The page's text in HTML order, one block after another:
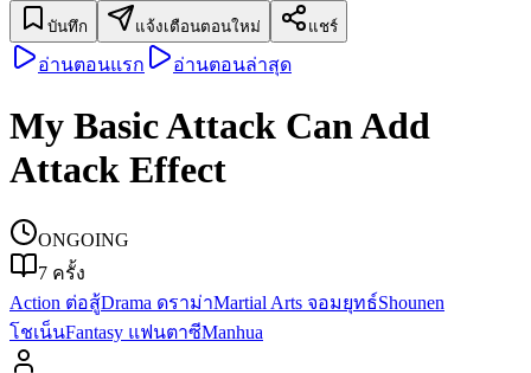
บันทึก แจ้งเตือนตอนใหม่ แชร์
อ่านตอนแรก อ่านตอนล่าสุด
My Basic Attack Can Add
Attack Effect
ONGOING
7 ครั้ง
Action ต่อสู้Drama ดราม่าMartial Arts จอมยุทธ์Shounen
โชเน็นFantasy แฟนตาซีManhua